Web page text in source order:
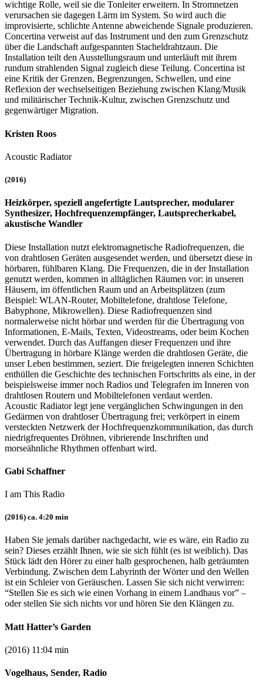
wichtige Rolle, weil sie die Tonleiter erweitern. In Stromnetzen
verursachen sie dagegen Lärm im System. So wird auch die
improvisierte, schlichte Antenne abweichende Signale produzieren.
Concertina verweist auf das Instrument und den zum Grenzschutz
über die Landschaft aufgespannten Stacheldrahtzaun. Die
Installation teilt den Ausstellungsraum und unterläuft mit ihrem
rundum strahlenden Signal zugleich diese Teilung. Concertina ist
eine Kritik der Grenzen, Begrenzungen, Schwellen, und eine
Reflexion der wechselseitigen Beziehung zwischen Klang/Musik
und militärischer Technik-Kultur, zwischen Grenzschutz und
gegenwärtiger Migration.
Kristen Roos
Acoustic Radiator
(2016)
Heizkörper, speziell angefertigte Lautsprecher, modularer
Synthesizer, Hochfrequenzempfänger, Lautsprecherkabel,
akustische Wandler
Diese Installation nutzt elektromagnetische Radiofrequenzen, die
von drahtlosen Geräten ausgesendet werden, und übersetzt diese in
hörbaren, fühlbaren Klang. Die Frequenzen, die in der Installation
genutzt werden, kommen in alltäglichen Räumen vor: in unseren
Häusern, im öffentlichen Raum und an Arbeitsplätzen (zum
Beispiel: WLAN-Router, Mobiltelefone, drahtlose Telefone,
Babyphone, Mikrowellen). Diese Radiofrequenzen sind
normalerweise nicht hörbar und werden für die Übertragung von
Informationen, E-Mails, Texten, Videostreams, oder beim Kochen
verwendet. Durch das Auffangen dieser Frequenzen und ihre
Übertragung in hörbare Klänge werden die drahtlosen Geräte, die
unser Leben bestimmen, seziert. Die freigelegten inneren Schichten
enthüllen die Geschichte des technischen Fortschritts als eine, in der
beispielsweise immer noch Radios und Telegrafen im Inneren von
drahtlosen Routern und Mobiltelefonen verdaut werden.
Acoustic Radiator legt jene vergänglichen Schwingungen in den
Gedärmen von drahtloser Übertragung frei; verkörpert in einem
versteckten Netzwerk der Hochfrequenzkommunikation, das durch
niedrigfrequentes Dröhnen, vibrierende Inschriften und
morseähnliche Rhythmen offenbart wird.
Gabi Schaffner
I am This Radio
(2016) ca. 4:20 min
Haben Sie jemals darüber nachgedacht, wie es wäre, ein Radio zu
sein? Dieses erzählt Ihnen, wie sie sich fühlt (es ist weiblich). Das
Stück lädt den Hörer zu einer halb gesprochenen, halb geträumten
Verbindung. Zwischen dem Labyrinth der Wörter und den Wellen
ist ein Schleier von Geräuschen. Lassen Sie sich nicht verwirren:
“Stellen Sie es sich wie einen Vorhang in einem Landhaus vor” –
oder stellen Sie sich nichts vor und hören Sie den Klängen zu.
Matt Hatter’s Garden
(2016) 11:04 min
Vogelhaus, Sender, Radio